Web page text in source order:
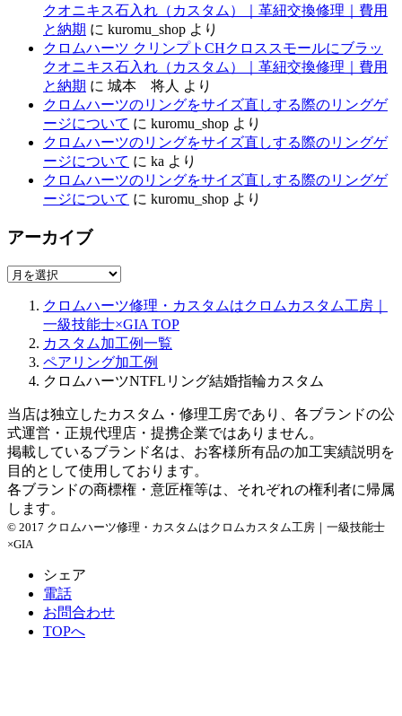
クオニキス石入れ（カスタム）｜革紐交換修理｜費用
と納期 に kuromu_shop より
クロムハーツ クリンプトCHクロススモールにブラッ
クオニキス石入れ（カスタム）｜革紐交換修理｜費用
と納期 に 城本 将人 より
クロムハーツのリングをサイズ直しする際のリングゲ
ージについて に kuromu_shop より
クロムハーツのリングをサイズ直しする際のリングゲ
ージについて に ka より
クロムハーツのリングをサイズ直しする際のリングゲ
ージについて に kuromu_shop より
アーカイブ
ア
クロムハーツ修理・カスタムはクロムカスタム工房｜
一級技能士×GIA TOP
カスタム加工例一覧
ペアリング加工例
クロムハーツNTFLリング結婚指輪カスタム
当店は独立したカスタム・修理工房であり、各ブランドの公
式運営・正規代理店・提携企業ではありません。
掲載しているブランド名は、お客様所有品の加工実績説明を
目的として使用しております。
各ブランドの商標権・意匠権等は、それぞれの権利者に帰属
します。
© 2017 クロムハーツ修理・カスタムはクロムカスタム工房｜一級技能士
×GIA
シェア
電話
お問合わせ
TOPへ